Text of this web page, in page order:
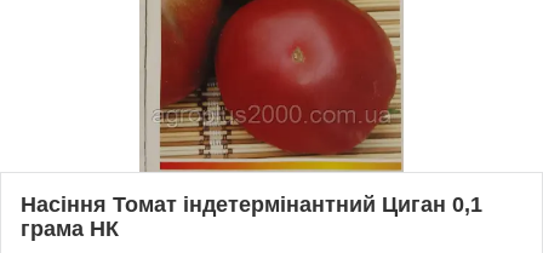
Насіння Томат індетермінантний Циган 0,1
грама НК